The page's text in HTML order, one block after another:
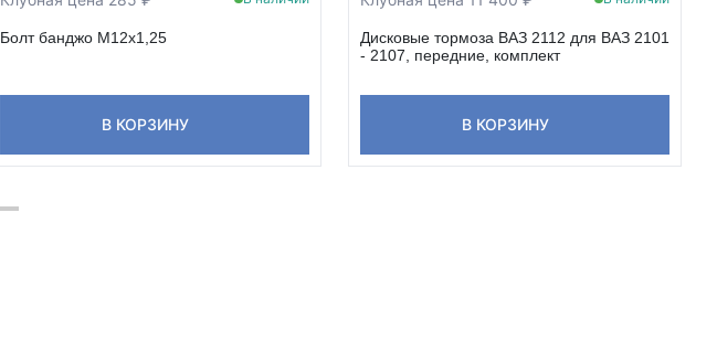
Болт банджо М12x1,25
В КОРЗИНУ
Дисковые тормоза ВАЗ 2112 для ВАЗ 2101
- 2107, передние, комплект
В КОРЗИНУ